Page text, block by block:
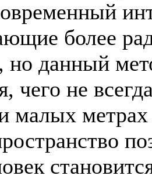
более
но данный
чего не
малых